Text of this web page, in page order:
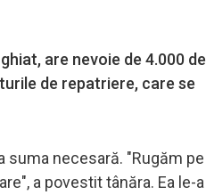
are nevoie de 4.000 de
de repatriere, care se
suma necesară. "Rugăm pe
a povestit tânăra. Ea le-a